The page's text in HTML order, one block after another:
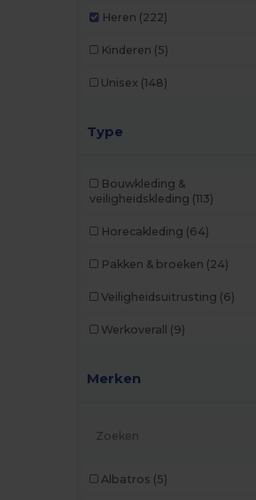
Heren (222)
Kinderen (5)
Unisex (148)
Type
Bouwkleding &
veiligheidskleding (113)
Horecakleding (64)
Pakken & broeken (24)
Veiligheidsuitrusting (6)
Werkoverall (9)
Merken
Albatros (5)